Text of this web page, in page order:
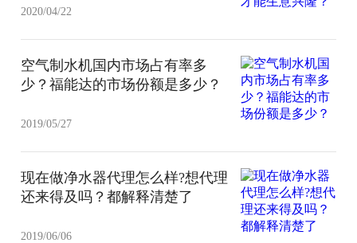
2020/04/22
空气制水机国内市场占有率多
少？福能达的市场份额是多少？
2019/05/27
现在做净水器代理怎么样?想代理
还来得及吗？都解释清楚了
2019/06/06